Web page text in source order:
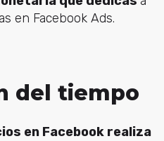
en Facebook Ads.
del tiempo
en Facebook realiza